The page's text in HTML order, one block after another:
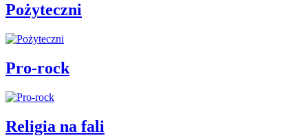
Pożyteczni
Pro-rock
Religia na fali